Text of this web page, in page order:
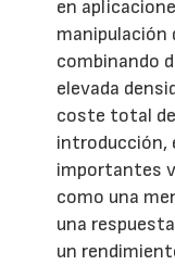
en
manipulación
combinando
elevada
coste total de
introducción,
importantes
como una
una
un